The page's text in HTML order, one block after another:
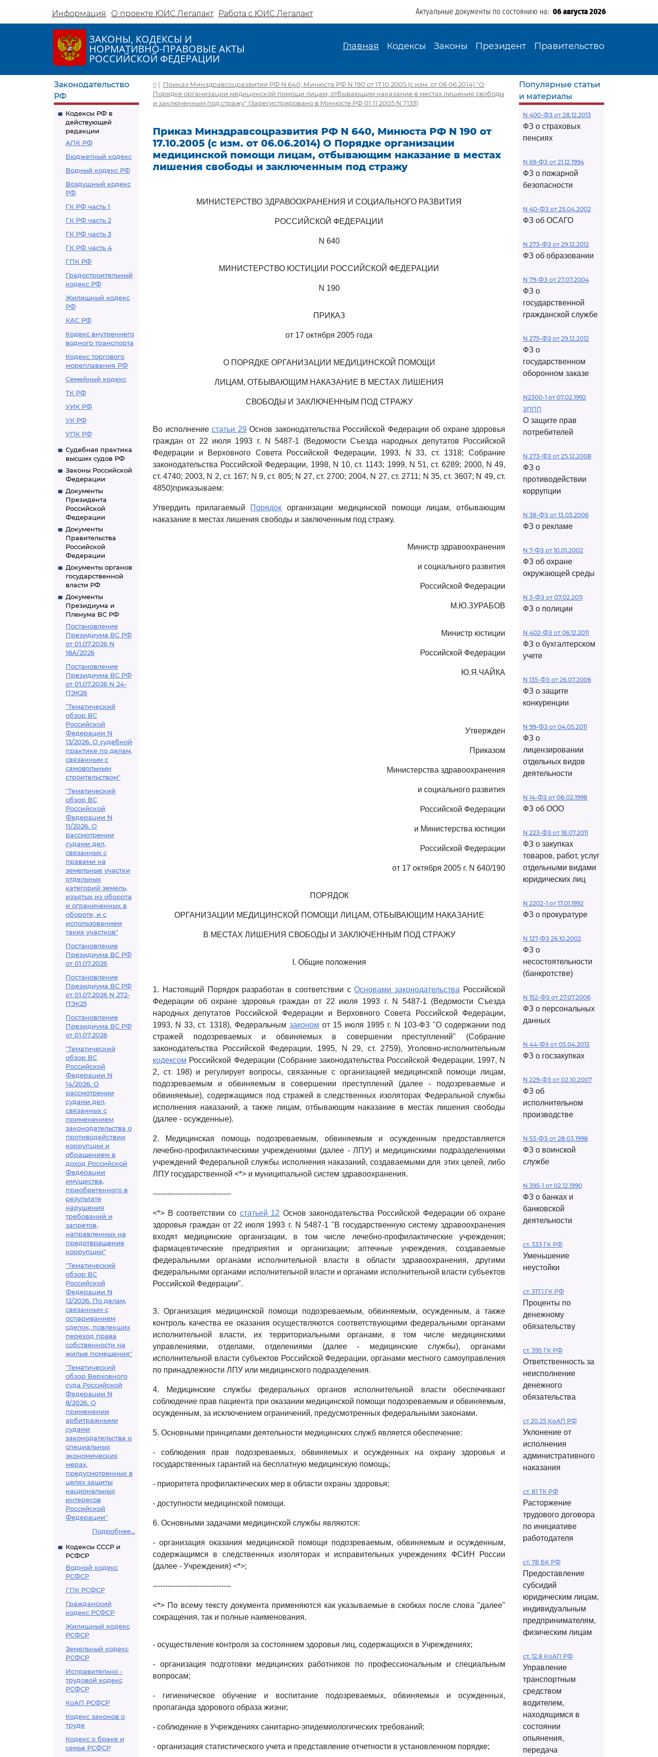
Информация О проекте ЮИС Легалакт Работа с ЮИС Легалакт Актуальные документы по состоянию на: 06 августа 2026
ЗАКОНЫ, КОДЕКСЫ И
НОРМАТИВНО-ПРАВОВЫЕ АКТЫ
РОССИЙСКОЙ ФЕДЕРАЦИИ
Главная Кодексы Законы Президент Правительство
Законодательство
РФ
Кодексы РФ в
действующей
редакции
АПК РФ
Бюджетный кодекс
Водный кодекс РФ
Воздушный кодекс
РФ
ГК РФ часть 1
ГК РФ часть 2
ГК РФ часть 3
ГК РФ часть 4
ГПК РФ
Градостроительный
кодекс РФ
Жилищный кодекс
РФ
КАС РФ
Кодекс внутреннего
водного транспорта
Кодекс торгового
мореплавания РФ
Семейный кодекс
ТК РФ
УИК РФ
УК РФ
УПК РФ
Судебная практика
высших судов РФ
Законы Российской
Федерации
Документы
Президента
Российской
Федерации
Документы
Правительства
Российской
Федерации
Документы органов
государственной
власти РФ
Документы
Президиума и
Пленума ВС РФ
Постановление
Президиума ВС РФ
от 01.07.2026 N
18А/2026
Постановление
Президиума ВС РФ
от 01.07.2026 N 24-
ПЭК26
"Тематический
обзор ВС
Российской
Федерации N
13/2026. О судебной
практике по делам,
связанным с
самовольным
строительством"
"Тематический
обзор ВС
Российской
Федерации N
11/2026. О
рассмотрении
судами дел,
связанных с
правами на
земельные участки
отдельных
категорий земель,
изъятых из оборота
и ограниченных в
обороте, и с
использованием
таких участков"
Постановление
Президиума ВС РФ
от 01.07.2026
Постановление
Президиума ВС РФ
от 01.07.2026 N 272-
ПЭК25
Постановление
Президиума ВС РФ
от 01.07.2026
"Тематический
обзор ВС
Российской
Федерации N
14/2026. О
рассмотрении
судами дел,
связанных с
применением
законодательства о
противодействии
коррупции и
обращением в
доход Российской
Федерации
имущества,
приобретенного в
результате
нарушения
требований и
запретов,
направленных на
предотвращение
коррупции"
"Тематический
обзор ВС
Российской
Федерации N
12/2026. По делам,
связанным с
оспариванием
сделок, повлекших
переход права
собственности на
жилые помещения"
"Тематический
обзор Верховного
суда Российской
Федерации N
8/2026. О
применении
арбитражными
судами
законодательства о
специальных
экономических
мерах,
предусмотренных в
целях защиты
национальных
интересов
Российской
Федерации"
Подробнее...
Кодексы СССР и
РСФСР
Водный кодекс
РСФСР
ГПК РСФСР
Гражданский
кодекс РСФСР
Жилищный кодекс
РСФСР
Земельный кодекс
РСФСР
Исправительно -
трудовой кодекс
РСФСР
КоАП РСФСР
Кодекс законов о
труде
Кодекс о браке и
семье РСФСР
| Приказ Минздравсоцразвития РФ N 640, Минюста РФ N 190 от 17.10.2005 (с изм. от 06.06.2014) "О
Порядке организации медицинской помощи лицам, отбывающим наказание в местах лишения свободы
и заключенным под стражу" (Зарегистрировано в Минюсте РФ 01.11.2005 N 7133)
Приказ Минздравсоцразвития РФ N 640, Минюста РФ N 190 от
17.10.2005 (с изм. от 06.06.2014) О Порядке организации
медицинской помощи лицам, отбывающим наказание в местах
лишения свободы и заключенным под стражу
МИНИСТЕРСТВО ЗДРАВООХРАНЕНИЯ И СОЦИАЛЬНОГО РАЗВИТИЯ
РОССИЙСКОЙ ФЕДЕРАЦИИ
N 640
МИНИСТЕРСТВО ЮСТИЦИИ РОССИЙСКОЙ ФЕДЕРАЦИИ
N 190
ПРИКАЗ
от 17 октября 2005 года
О ПОРЯДКЕ ОРГАНИЗАЦИИ МЕДИЦИНСКОЙ ПОМОЩИ
ЛИЦАМ, ОТБЫВАЮЩИМ НАКАЗАНИЕ В МЕСТАХ ЛИШЕНИЯ
СВОБОДЫ И ЗАКЛЮЧЕННЫМ ПОД СТРАЖУ
Во исполнение статьи 29 Основ законодательства Российской Федерации об охране здоровья
граждан от 22 июля 1993 г. N 5487-1 (Ведомости Съезда народных депутатов Российской
Федерации и Верховного Совета Российской Федерации, 1993, N 33, ст. 1318; Собрание
законодательства Российской Федерации, 1998, N 10, ст. 1143; 1999, N 51, ст. 6289; 2000, N 49,
ст. 4740; 2003, N 2, ст. 167; N 9, ст. 805; N 27, ст. 2700; 2004, N 27, ст. 2711; N 35, ст. 3607; N 49, ст.
4850)приказываем:
Утвердить прилагаемый Порядок организации медицинской помощи лицам, отбывающим
наказание в местах лишения свободы и заключенным под стражу.
Министр здравоохранения
и социального развития
Российской Федерации
М.Ю.ЗУРАБОВ
Министр юстиции
Российской Федерации
Ю.Я.ЧАЙКА
Утвержден
Приказом
Министерства здравоохранения
и социального развития
Российской Федерации
и Министерства юстиции
Российской Федерации
от 17 октября 2005 г. N 640/190
ПОРЯДОК
ОРГАНИЗАЦИИ МЕДИЦИНСКОЙ ПОМОЩИ ЛИЦАМ, ОТБЫВАЮЩИМ НАКАЗАНИЕ
В МЕСТАХ ЛИШЕНИЯ СВОБОДЫ И ЗАКЛЮЧЕННЫМ ПОД СТРАЖУ
I. Общие положения
1. Настоящий Порядок разработан в соответствии сОсновами законодательства Российской
Федерации об охране здоровья граждан от 22 июля 1993 г. N 5487-1 (Ведомости Съезда
народных депутатов Российской Федерации и Верховного Совета Российской Федерации,
1993, N 33, ст. 1318), Федеральным законом от 15 июля 1995 г. N 103-ФЗ "О содержании под
стражей подозреваемых и обвиняемых в совершении преступлений" (Собрание
законодательства Российской Федерации, 1995, N 29, ст. 2759), Уголовно-исполнительным
кодексом Российской Федерации (Собрание законодательства Российской Федерации, 1997, N
2, ст. 198) и регулирует вопросы, связанные с организацией медицинской помощи лицам,
подозреваемым и обвиняемым в совершении преступлений (далее - подозреваемые и
обвиняемые), содержащимся под стражей в следственных изоляторах Федеральной службы
исполнения наказаний, а также лицам, отбывающим наказание в местах лишения свободы
(далее - осужденные).
2. Медицинская помощь подозреваемым, обвиняемым и осужденным предоставляется
лечебно-профилактическими учреждениями (далее - ЛПУ) и медицинскими подразделениями
учреждений Федеральной службы исполнения наказаний, создаваемыми для этих целей, либо
ЛПУ государственной <*> и муниципальной систем здравоохранения.
--------------------------------
<*> В соответствии со статьей 12 Основ законодательства Российской Федерации об охране
здоровья граждан от 22 июля 1993 г. N 5487-1 "В государственную систему здравоохранения
входят медицинские организации, в том числе лечебно-профилактические учреждения;
фармацевтические предприятия и организации; аптечные учреждения, создаваемые
федеральными органами исполнительной власти в области здравоохранения, другими
федеральными органами исполнительной власти и органами исполнительной власти субъектов
Российской Федерации".
3. Организация медицинской помощи подозреваемым, обвиняемым, осужденным, а также
контроль качества ее оказания осуществляются соответствующими федеральными органами
исполнительной власти, их территориальными органами, в том числе медицинскими
управлениями, отделами, отделениями (далее - медицинские службы), органами
исполнительной власти субъектов Российской Федерации, органами местного самоуправления
по принадлежности ЛПУ или медицинского подразделения.
4. Медицинские службы федеральных органов исполнительной власти обеспечивают
соблюдение прав пациента при оказании медицинской помощи подозреваемым и обвиняемым,
осужденным, за исключением ограничений, предусмотренных федеральными законами.
5. Основными принципами деятельности медицинских служб является обеспечение:
- соблюдения прав подозреваемых, обвиняемых и осужденных на охрану здоровья и
государственных гарантий на бесплатную медицинскую помощь;
- приоритета профилактических мер в области охраны здоровья;
- доступности медицинской помощи.
6. Основными задачами медицинской службы являются:
- организация оказания медицинской помощи подозреваемым, обвиняемым и осужденным,
содержащимся в следственных изоляторах и исправительных учреждениях ФСИН России
(далее - Учреждения) <*>;
--------------------------------
<*> По всему тексту документа применяются как указываемые в скобках после слова "далее"
сокращения, так и полные наименования.
- осуществление контроля за состоянием здоровья лиц, содержащихся в Учреждениях;
- организация подготовки медицинских работников по профессиональным и специальным
вопросам;
- гигиеническое обучение и воспитание подозреваемых, обвиняемых и осужденных,
пропаганда здорового образа жизни;
- соблюдение в Учреждениях санитарно-эпидемиологических требований;
- организация статистического учета и представление отчетности в установленном порядке;
Популярные статьи
и материалы
N 400-ФЗ от 28.12.2013
ФЗ о страховых
пенсиях
N 69-ФЗ от 21.12.1994
ФЗ о пожарной
безопасности
N 40-ФЗ от 25.04.2002
ФЗ об ОСАГО
N 273-ФЗ от 29.12.2012
ФЗ об образовании
N 79-ФЗ от 27.07.2004
ФЗ о
государственной
гражданской службе
N 275-ФЗ от 29.12.2012
ФЗ о
государственном
оборонном заказе
N2300-1 от 07.02.1992
ЗППП
О защите прав
потребителей
N 273-ФЗ от 25.12.2008
ФЗ о
противодействии
коррупции
N 38-ФЗ от 13.03.2006
ФЗ о рекламе
N 7-ФЗ от 10.01.2002
ФЗ об охране
окружающей среды
N 3-ФЗ от 07.02.2011
ФЗ о полиции
N 402-ФЗ от 06.12.2011
ФЗ о бухгалтерском
учете
N 135-ФЗ от 26.07.2006
ФЗ о защите
конкуренции
N 99-ФЗ от 04.05.2011
ФЗ о
лицензировании
отдельных видов
деятельности
N 14-ФЗ от 08.02.1998
ФЗ об ООО
N 223-ФЗ от 18.07.2011
ФЗ о закупках
товаров, работ, услуг
отдельными видами
юридических лиц
N 2202-1 от 17.01.1992
ФЗ о прокуратуре
N 127-ФЗ 26.10.2002
ФЗ о
несостоятельности
(банкротстве)
N 152-ФЗ от 27.07.2006
ФЗ о персональных
данных
N 44-ФЗ от 05.04.2013
ФЗ о госзакупках
N 229-ФЗ от 02.10.2007
ФЗ об
исполнительном
производстве
N 53-ФЗ от 28.03.1998
ФЗ о воинской
службе
N 395-1 от 02.12.1990
ФЗ о банках и
банковской
деятельности
ст. 333 ГК РФ
Уменьшение
неустойки
ст. 317.1 ГК РФ
Проценты по
денежному
обязательству
ст. 395 ГК РФ
Ответственность за
неисполнение
денежного
обязательства
ст 20.25 КоАП РФ
Уклонение от
исполнения
административного
наказания
ст. 81 ТК РФ
Расторжение
трудового договора
по инициативе
работодателя
ст. 78 БК РФ
Предоставление
субсидий
юридическим лицам,
индивидуальным
предпринимателям,
физическим лицам
ст. 12.8 КоАП РФ
Управление
транспортным
средством
водителем,
находящимся в
состоянии
опьянения,
передача